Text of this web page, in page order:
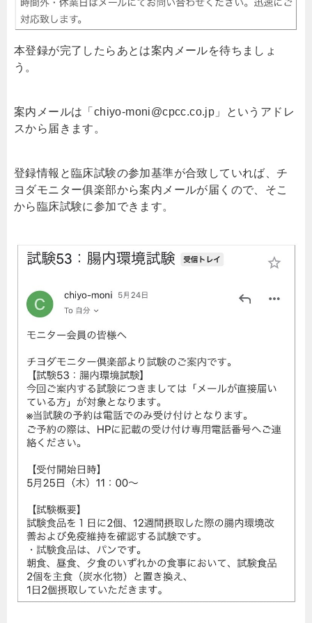
本登録が完了したらあとは案内メールを待ちましょ
う。
案内メールは「chiyo-moni@cpcc.co.jp」というアドレ
スから届きます。
登録情報と臨床試験の参加基準が合致していれば、チ
ヨダモニター俱楽部から案内メールが届くので、そこ
から臨床試験に参加できます。